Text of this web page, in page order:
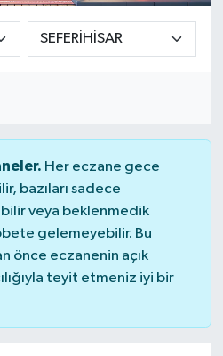
Her eczane gece
bazıları sadece
veya beklenmedik
gelemeyebilir. Bu
önce eczanenin açık
teyit etmeniz iyi bir